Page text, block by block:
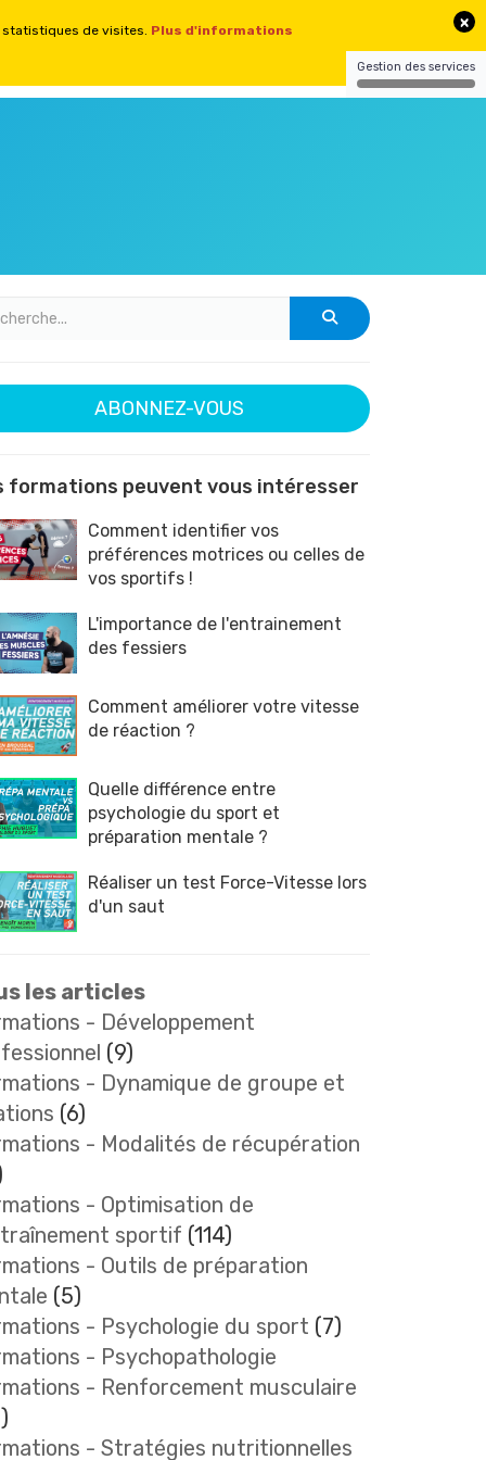
ABONNEZ-VOUS
formations peuvent vous intéresser
Comment identifier vos
préférences motrices ou celles de
vos sportifs !
L'importance de l'entrainement
des fessiers
Comment améliorer votre vitesse
de réaction ?
Quelle différence entre
psychologie du sport et
préparation mentale ?
Réaliser un test Force-Vitesse lors
d'un saut
les articles
- Développement
(9)
- Dynamique de groupe et
(6)
- Modalités de récupération
- Optimisation de
sportif (114)
- Outils de préparation
(5)
- Psychologie du sport (7)
- Psychopathologie
- Renforcement musculaire
- Stratégies nutritionnelles